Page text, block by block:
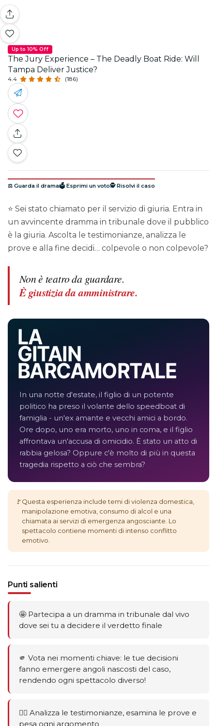
Up to 10% Off
The Jury Experience – The Deadly Boat Ride: Will
Tampa Deliver Justice?
4.4 (186)
⚖️ Guarda il drama🗳️ Esprimi un voto🕵️ Risolvi il caso
⭐ Sei stato chiamato per il servizio di giuria. Entra in
un avvincente dramma in tribunale dove il pubblico
è la giuria. Ascolta le testimonianze, analizza le
prove e alla fine decidi… colpevole o non colpevole?
Non è teatro da guardare.
È giustizia da amministrare.
LA
GITA IN
BARCA MORTALE
In una notte d'estate, il figlio di un potente
politico ha preso il volante dello speedboat di
famiglia - un'ex amante e vecchi amici a bordo.
Ore dopo, uno era morto, uno in coma, e il figlio
affrontava un'accusa di omicidio. È stato un atto di
rabbia gelosa? Oppure c'è molto di più in questa
tragedia rispetto a ciò che sembra?
🚩Questa esperienza include temi di violenza domestica,
manipolazione emotiva, consumo di alcol e una
chiamata ai servizi di emergenza angosciante. Lo
spettacolo contiene momenti di intenso conflitto
emotivo.
Punti salienti
🤩 Partecipa a un dramma in tribunale dal vivo
dove sei tu a decidere il verdetto finale
🫵 Vota nei momenti chiave: le tue decisioni
fanno emergere angoli nascosti del caso,
rendendo ogni spettacolo diverso!
🕵️‍♂️ Analizza le testimonianze, esamina le prove e
pesa ogni argomento